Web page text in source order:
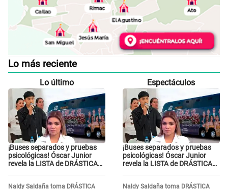
Lo más reciente
Lo último
¡Buses separados y pruebas
psicológicas! Óscar Junior
revela la LISTA de DRÁSTICAS
Naldy Saldaña toma DRÁSTICA
Espectáculos
¡Buses separados y pruebas
psicológicas! Óscar Junior
revela la LISTA de DRÁSTICAS
Naldy Saldaña toma DRÁSTICA